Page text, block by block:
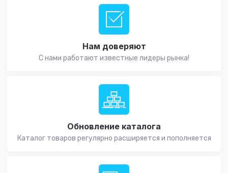
Нам доверяют
С нами работают известные лидеры рынка!
Обновление каталога
Каталог товаров регулярно расширяется и пополняется